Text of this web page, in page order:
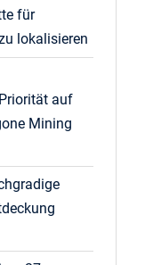
für
lokalisieren
auf
Mining